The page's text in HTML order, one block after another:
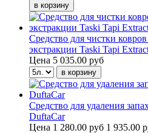
Средство для чистки
экстракции Taski Tapi
Цена 5 035.00 руб
Средство для удаления
DuftaCar
Цена 1 280.00 руб 1 935.00